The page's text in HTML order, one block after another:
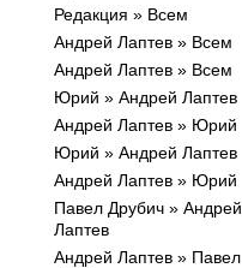
Редакция » Всем
Андрей Лаптев » Всем
Андрей Лаптев » Всем
Юрий » Андрей Лаптев
Андрей Лаптев » Юрий
Юрий » Андрей Лаптев
Андрей Лаптев » Юрий
Павел Друбич » Андрей
Лаптев
Андрей Лаптев » Павел